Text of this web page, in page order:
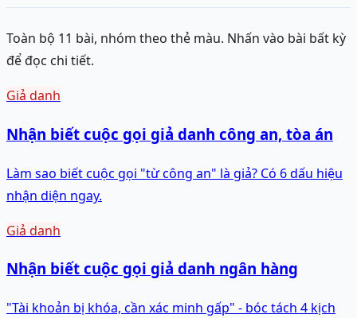
Toàn bộ 11 bài, nhóm theo thẻ màu. Nhấn vào bài bất kỳ
để đọc chi tiết.
Giả danh
Nhận biết cuộc gọi giả danh công an, tòa án
Làm sao biết cuộc gọi "từ công an" là giả? Có 6 dấu hiệu
nhận diện ngay.
Giả danh
Nhận biết cuộc gọi giả danh ngân hàng
"Tài khoản bị khóa, cần xác minh gấp" - bóc tách 4 kịch